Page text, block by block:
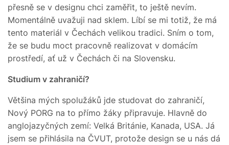
přesně se v designu chci zaměřit, to ještě nevím.
Momentálně uvažuji nad sklem. Líbí se mi totiž, že má
tento materiál v Čechách velikou tradici. Sním o tom,
že se budu moct pracovně realizovat v domácím
prostředí, ať už v Čechách či na Slovensku.
Studium v zahraničí?
Většina mých spolužáků jde studovat do zahraničí,
Nový PORG na to přímo žáky připravuje. Hlavně do
anglojazyčných zemí: Velká Británie, Kanada, USA. Já
jsem se přihlásila na ČVUT, protože design se u nás dá